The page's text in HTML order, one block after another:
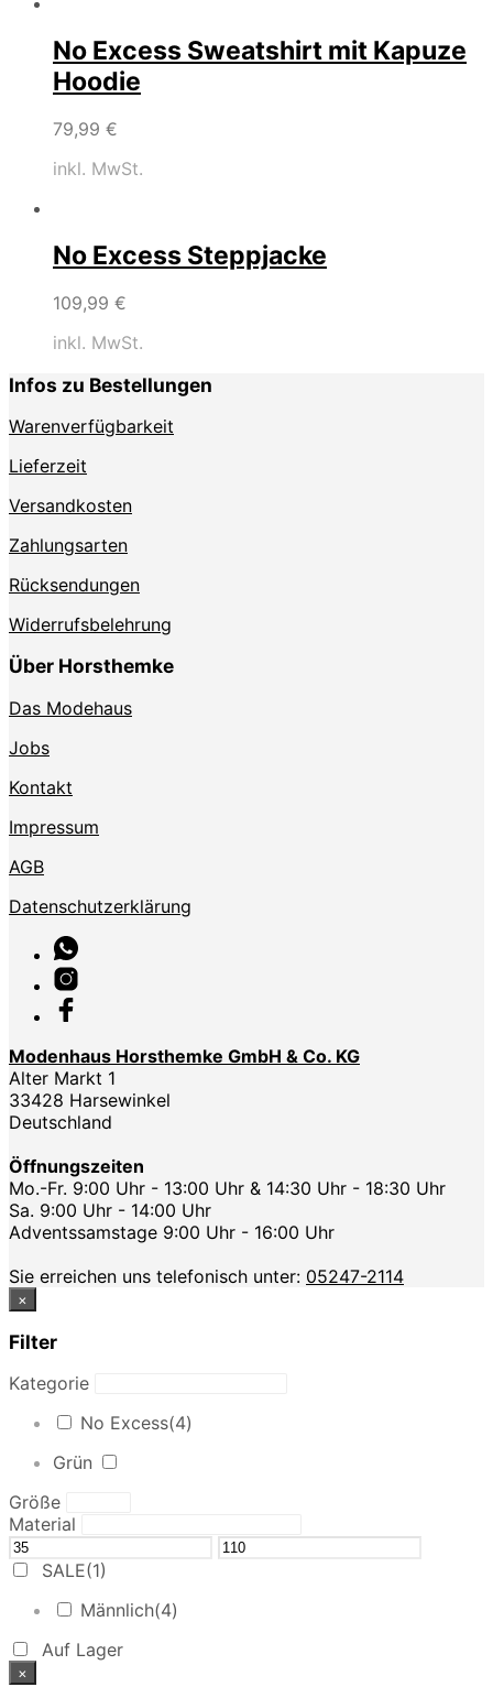
No Excess Sweatshirt mit Kapuze
Hoodie
79,99 €
inkl. MwSt.
No Excess Steppjacke
109,99 €
inkl. MwSt.
Infos zu Bestellungen
Warenverfügbarkeit
Lieferzeit
Versandkosten
Zahlungsarten
Rücksendungen
Widerrufsbelehrung
Über Horsthemke
Das Modehaus
Jobs
Kontakt
Impressum
AGB
Datenschutzerklärung
Modenhaus Horsthemke GmbH & Co. KG
Alter Markt 1
33428 Harsewinkel
Deutschland
Öffnungszeiten
Mo.-Fr. 9:00 Uhr - 13:00 Uhr & 14:30 Uhr - 18:30 Uhr
Sa. 9:00 Uhr - 14:00 Uhr
Adventssamstage 9:00 Uhr - 16:00 Uhr
Sie erreichen uns telefonisch unter: 05247-2114
×
Filter
Kategorie
No Excess(4)
Grün
Größe
Material
SALE(1)
Männlich(4)
Auf Lager
×